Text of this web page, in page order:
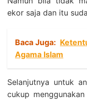
ekor saja dan itu
Baca Juga:
Agama Islam
Selanjutnya untuk
cukup